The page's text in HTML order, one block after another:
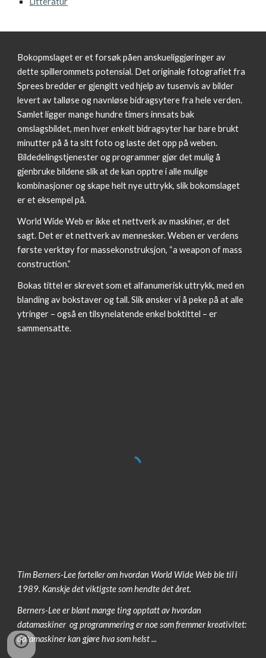
Bokopmslaget er et forsøk påen anskueliggjøringer av
dette spillerommets potensial. Det originale fotografiet fra
Sprees bredder er gjengitt ved hjelp av tusenvis av bilder
levert av talløse og navnløse bidragsytere fra hele verden.
Samlet ligger mange hundre timers innsats bak
omslagsbildet, men hver enkelt bidragsyter har bare brukt
minutter på å ta sitt foto og laste det opp på weben.
Bildedelingstjenester og programmer gjør det mulig å
gjenbruke bildene slik at de kan opptre i alle mulige
kombinasjoner og skape helt nye uttrykk, slik bokomslaget
er et eksempel på.
World Wide Web er ikke et nettverk av maskiner, er det
sagt. Det er et nettverk av mennesker. Weben er verdens
første verktøy for massekonstruksjon, “a weapon of mass
construction.”
Bokas tittel er skrevet som et alfanumerisk uttrykk, med en
blanding av bokstaver og tall. Slik ønsker vi å peke på at alle
ytringer – også en tilsynelatende enkel boktittel – er
sammensatte.
Tim Berners-Lee forteller om hvordan World Wide Web ble til i
1989. Kanskje det viktigste som hendte det året.
Berners-Lee er blant mange ting opptatt av hvordan
datamaskiner  og programmering er noe som fremmer kreativitet:
datamaskiner kan gjøre hva som helst ...